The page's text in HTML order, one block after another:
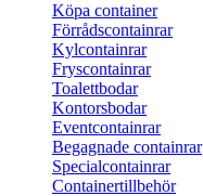
Köpa container
Förrådscontainrar
Kylcontainrar
Fryscontainrar
Toalettbodar
Kontorsbodar
Eventcontainrar
Begagnade containrar
Specialcontainrar
Containertillbehör